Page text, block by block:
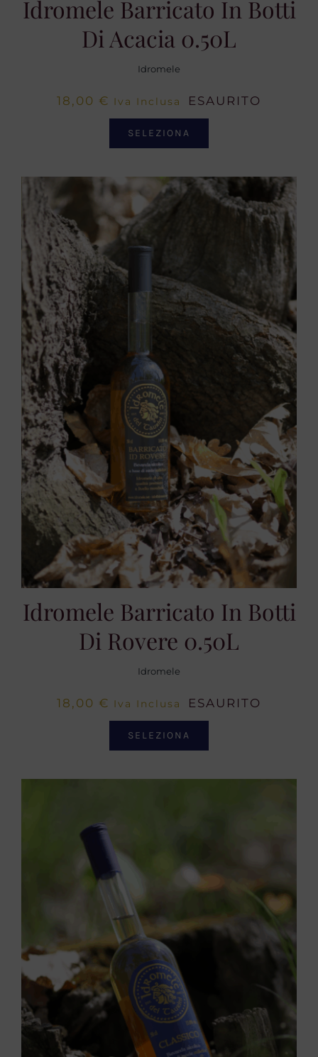
Idromele Barricato In Botti
Di Acacia 0.50L
Idromele
18,00 € Iva Inclusa ESAURITO
SELEZIONA
Idromele Barricato In Botti
Di Rovere 0.50L
Idromele
18,00 € Iva Inclusa ESAURITO
SELEZIONA